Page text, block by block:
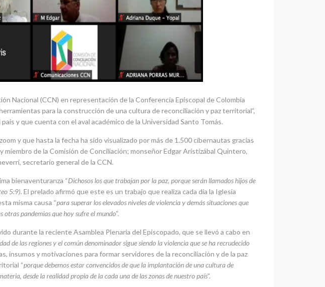
Nacional (CCN) en representación de la Conferencia Episcopal de Colombia
para la construcción de una cultura de reconciliación y paz territorial”,
y que cuenta con el aval académico de la Universidad Santo Tomás.
y que hasta la fecha ha sido visualizado por más de 1.500 cibernautas gracias
de la Comisión de Conciliación; monseñor Edgar Aristizábal Quintero,
secretario general de la CCN.
bienaventuranza “Dichosos los que trabajan por la paz, porque serán llamados hijos de
5:9). El prelado afirmó que este es un trabajo que realiza cada día la Iglesia
misma causa “para superar los elevados niveles de violencia y demás situaciones que
pandemias que hoy sufre el mundo”.
durante la reciente Asamblea Plenaria del Episcopado, que se llevó a cabo en
de las regiones y el común denominador sigue siendo la violencia que se ha recrudecido
insumos y motivaciones para formar servidores de la reconciliación y de la paz
“porque debemos estar convencidos de que la implantación de una cultura de
desde la realidad propia de la cada una de las zonas de nuestro país”.